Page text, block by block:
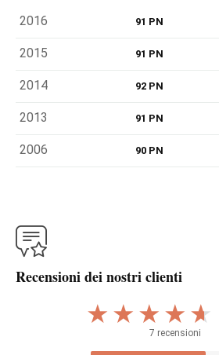
2016 91 PN
2015 91 PN
2014 92 PN
2013 91 PN
2006 90 PN
Recensioni dei nostri clienti
7 recensioni